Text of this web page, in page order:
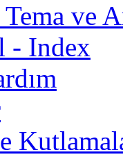
ve
- Index